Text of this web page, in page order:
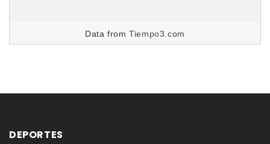
Data fromTiempo3.com
DEPORTES